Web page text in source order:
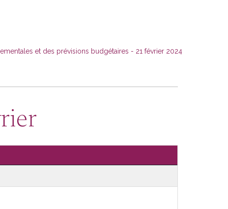
et des prévisions budgétaires - 21 février 2024